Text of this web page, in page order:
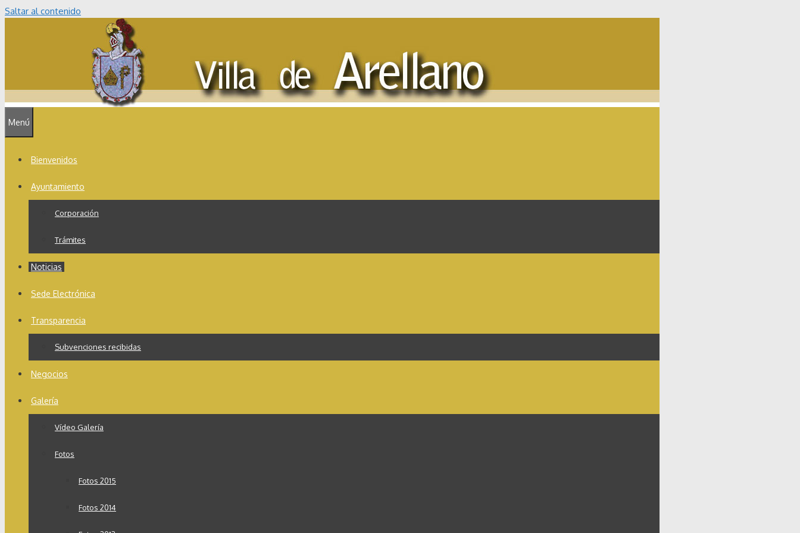
Saltar al contenido
Menú
Bienvenidos
Ayuntamiento
Corporación
Trámites
Noticias
Sede Electrónica
Transparencia
Subvenciones recibidas
Negocios
Galería
Vídeo Galería
Fotos
Fotos 2015
Fotos 2014